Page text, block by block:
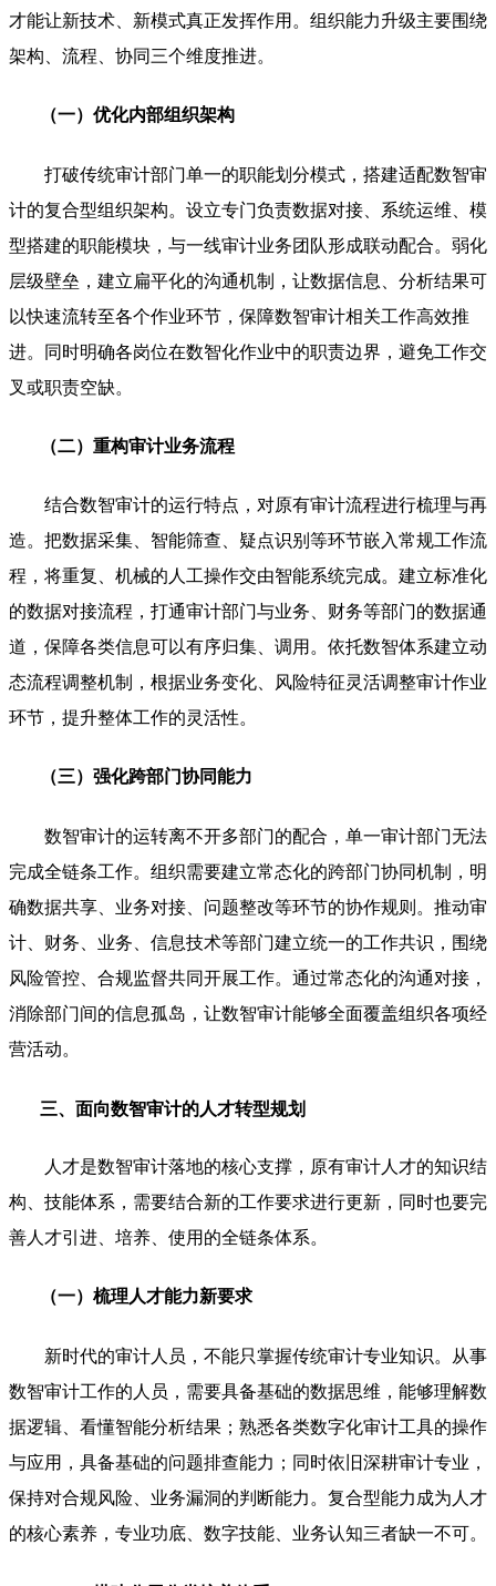
才能让新技术、新模式真正发挥作用。组织能力升级主要围绕
架构、流程、协同三个维度推进。
（一）优化内部组织架构
打破传统审计部门单一的职能划分模式，搭建适配数智审
计的复合型组织架构。设立专门负责数据对接、系统运维、模
型搭建的职能模块，与一线审计业务团队形成联动配合。弱化
层级壁垒，建立扁平化的沟通机制，让数据信息、分析结果可
以快速流转至各个作业环节，保障数智审计相关工作高效推
进。同时明确各岗位在数智化作业中的职责边界，避免工作交
叉或职责空缺。
（二）重构审计业务流程
结合数智审计的运行特点，对原有审计流程进行梳理与再
造。把数据采集、智能筛查、疑点识别等环节嵌入常规工作流
程，将重复、机械的人工操作交由智能系统完成。建立标准化
的数据对接流程，打通审计部门与业务、财务等部门的数据通
道，保障各类信息可以有序归集、调用。依托数智体系建立动
态流程调整机制，根据业务变化、风险特征灵活调整审计作业
环节，提升整体工作的灵活性。
（三）强化跨部门协同能力
数智审计的运转离不开多部门的配合，单一审计部门无法
完成全链条工作。组织需要建立常态化的跨部门协同机制，明
确数据共享、业务对接、问题整改等环节的协作规则。推动审
计、财务、业务、信息技术等部门建立统一的工作共识，围绕
风险管控、合规监督共同开展工作。通过常态化的沟通对接，
消除部门间的信息孤岛，让数智审计能够全面覆盖组织各项经
营活动。
三、面向数智审计的人才转型规划
人才是数智审计落地的核心支撑，原有审计人才的知识结
构、技能体系，需要结合新的工作要求进行更新，同时也要完
善人才引进、培养、使用的全链条体系。
（一）梳理人才能力新要求
新时代的审计人员，不能只掌握传统审计专业知识。从事
数智审计工作的人员，需要具备基础的数据思维，能够理解数
据逻辑、看懂智能分析结果；熟悉各类数字化审计工具的操作
与应用，具备基础的问题排查能力；同时依旧深耕审计专业，
保持对合规风险、业务漏洞的判断能力。复合型能力成为人才
的核心素养，专业功底、数字技能、业务认知三者缺一不可。